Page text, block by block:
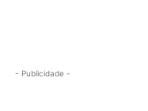
- Publicidade -